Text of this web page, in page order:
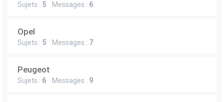
Sujets : 5 Messages : 6
Opel
Sujets : 5 Messages : 7
Peugeot
Sujets : 6 Messages : 9